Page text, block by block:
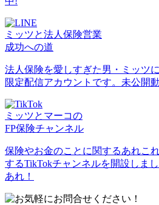
ミッツと法人保険営業
成功への道
法人保険を愛しすぎた男・ミッツ
限定配信アカウントです。未公開
ミッツとマーコの
FP保険チャンネル
保険やお金のことに関するあれこ
するTikTokチャンネルを開設しま
あれ！